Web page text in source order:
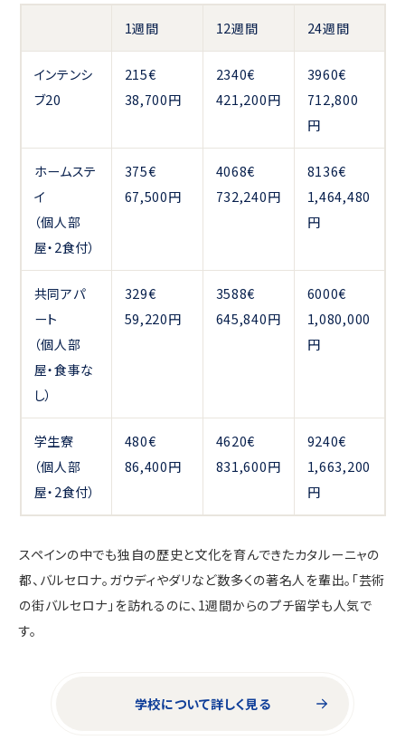
1週間 12週間 24週間
インテンシ
ブ20
215€
38,700円
2340€
421,200円
3960€
712,800
円
ホームステ
イ
（個人部
屋・2食付）
375€
67,500円
4068€
732,240円
8136€
1,464,480
円
共同アパ
ート
（個人部
屋・食事な
し）
329€
59,220円
3588€
645,840円
6000€
1,080,000
円
学生寮
（個人部
屋・2食付）
480€
86,400円
4620€
831,600円
9240€
1,663,200
円
スペインの中でも独自の歴史と文化を育んできたカタルーニャの
都、バルセロナ。ガウディやダリなど数多くの著名人を輩出。「芸術
の街バルセロナ」を訪れるのに、1週間からのプチ留学も人気で
す。
学校について詳しく見る